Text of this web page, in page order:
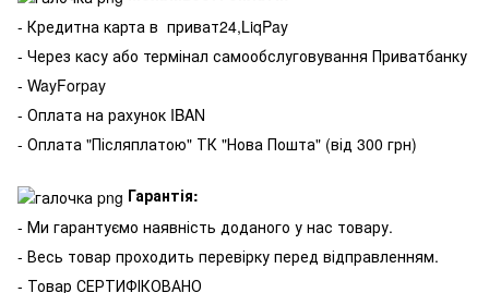
- Кредитна карта в приват24,LiqPay
- Через касу або термінал самообслуговування Приватбанку
- WayForpay
- Оплата на рахунок IBAN
- Оплата "Післяплатою" ТК "Нова Пошта" (від 300 грн)
Гарантія:
- Ми гарантуємо наявність доданого у нас товару.
- Весь товар проходить перевірку перед відправленням.
- Товар СЕРТИФІКОВАНО